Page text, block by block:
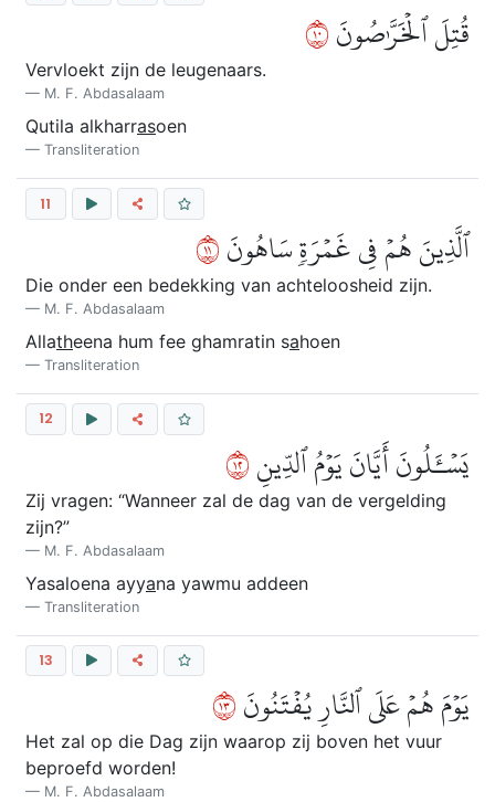
قُتِلَ ٱلۡخَرَّٰصُونَ٠١
Vervloekt zijn de leugenaars.
M. F. Abdasalaam
Qutila alkharrasoen
Transliteration
11
ٱلَّذِينَ هُمۡ فِي غَمۡرَةٖ سَاهُونَ١١
Die onder een bedekking van achteloosheid zijn.
M. F. Abdasalaam
Allatheena hum fee ghamratin sahoen
Transliteration
12
يَسۡـَٔلُونَ أَيَّانَ يَوۡمُ ٱلدِّينِ٢١
Zij vragen: “Wanneer zal de dag van de vergelding
zijn?”
M. F. Abdasalaam
Yasaloena ayyana yawmu addeen
Transliteration
13
يَوۡمَ هُمۡ عَلَى ٱلنَّارِ يُفۡتَنُونَ٣١
Het zal op die Dag zijn waarop zij boven het vuur
beproefd worden!
M. F. Abdasalaam